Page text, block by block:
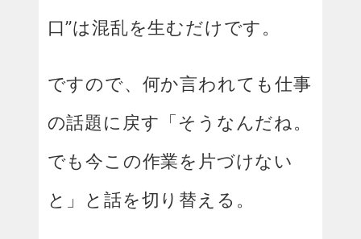
口”は混乱を生むだけです。
ですので、何か言われても仕事
の話題に戻す「そうなんだね。
でも今この作業を片づけない
と」と話を切り替える。